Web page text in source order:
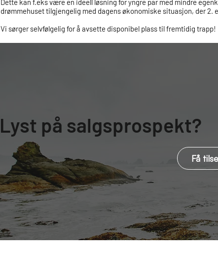
Dette kan f.eks være en ideell løsning for yngre par med mindre
drømmehuset tilgjengelig med dagens økonomiske situasjon, der
Vi sørger selvfølgelig for å avsette disponibel plass til fremtidig trapp!
Lyst på salgsprospekt?
Få